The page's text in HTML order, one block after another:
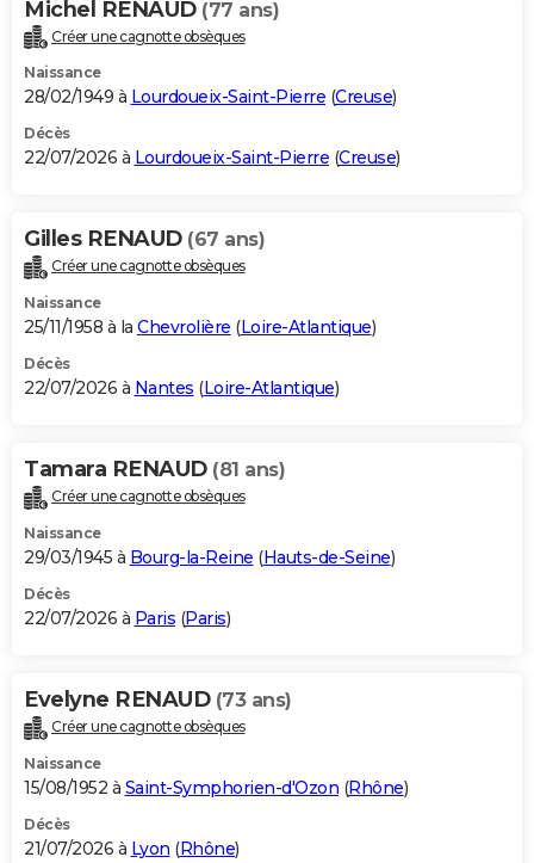
Michel RENAUD (77 ans)
Créer une cagnotte obsèques
Naissance
28/02/1949 à Lourdoueix-Saint-Pierre (Creuse)
Décès
22/07/2026 à Lourdoueix-Saint-Pierre (Creuse)
Gilles RENAUD (67 ans)
Créer une cagnotte obsèques
Naissance
25/11/1958 à la Chevrolière (Loire-Atlantique)
Décès
22/07/2026 à Nantes (Loire-Atlantique)
Tamara RENAUD (81 ans)
Créer une cagnotte obsèques
Naissance
29/03/1945 à Bourg-la-Reine (Hauts-de-Seine)
Décès
22/07/2026 à Paris (Paris)
Evelyne RENAUD (73 ans)
Créer une cagnotte obsèques
Naissance
15/08/1952 à Saint-Symphorien-d'Ozon (Rhône)
Décès
21/07/2026 à Lyon (Rhône)